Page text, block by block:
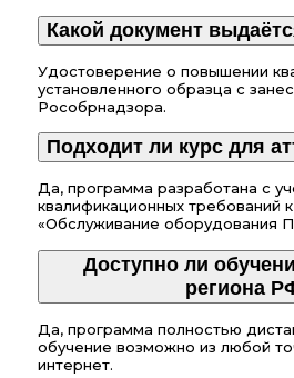
Какой документ
Удостоверение о повышении
установленного образца с
Рособрнадзора.
Подходит ли курс для
Да, программа разработана с
квалификационных требований
«Обслуживание оборудования
Доступно ли
региона
Да, программа полностью
обучение возможно из любой
интернет.